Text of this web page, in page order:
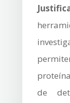
de